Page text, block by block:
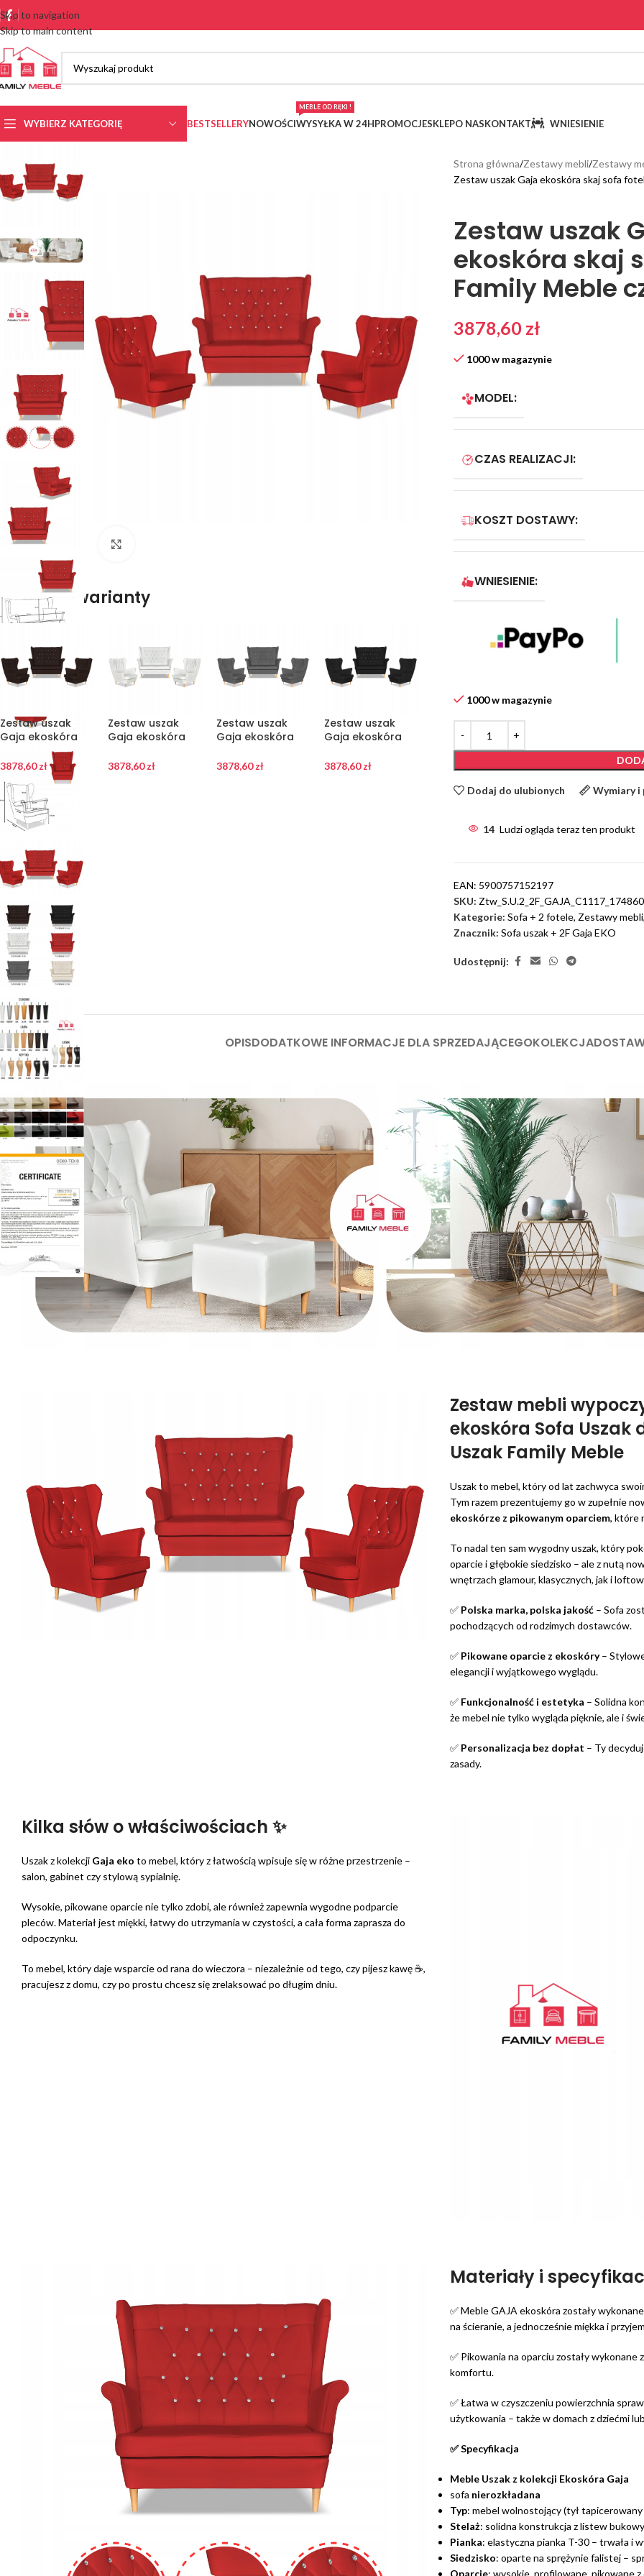
Skip to navigation
Skip to main content
WYBIERZ KATEGORIĘ BESTSELLERYNOWOŚCIWYSYŁKA W 24H
MEBLE OD RĘKI !
PROMOCJESKLEPO NASKONTAKT WNIESIENIE
warianty
Zestaw uszak
Gaja ekoskóra
skaj sofa fotele
Family Meble
ciemny brąz
3878,60zł
Zestaw uszak
Gaja ekoskóra
Family Meble
3878,60zł
Zestaw uszak
Gaja ekoskóra
Family Meble
3878,60zł
Zestaw uszak
Gaja ekoskóra
Family Meble
3878,60zł
Zestaw uszak
Gaja ekoskóra
skaj sofa fotele
Family Meble
3878,60zł
Strona główna Zestawy mebli Zestawy
Zestaw uszak Gaja ekoskóra skaj sofa
Zestaw uszak
ekoskóra skaj
Family Meble
3878,60 zł
1000 w magazynie
MODEL:
CZAS REALIZACJI:
KOSZT DOSTAWY:
WNIESIENIE:
1000 w magazynie
Dodaj do ulubionych Wymiary i
14 Ludzi ogląda teraz ten produkt
EAN: 5900757152197
SKU:
Kategorie: Sofa + 2 fotele, Zestawy mebli
Znacznik: Sofa uszak + 2F Gaja EKO
Udostępnij:
OPISDODATKOWE INFORMACJE DLA SPRZEDAJĄCEGOKOLEKCJA
Zestaw mebli
ekoskóra Sofa Uszak
Uszak Family Meble
Uszak to mebel, który od lat zachwyca
Tym razem prezentujemy go w zupełnie
ekoskórze z pikowanym oparciem, które
To nadal ten sam wygodny uszak, który
oparcie i głębokie siedzisko – ale z nutą
wnętrzach glamour, klasycznych, jak i
✅ Polska marka, polska jakość – Sofa
pochodzących od rodzimych dostawców.
✅ Pikowane oparcie z ekoskóry–
elegancji i wyjątkowego wyglądu.
✅ Funkcjonalność i estetyka – Solidna
że mebel nie tylko wygląda pięknie, ale i
✅ Personalizacja bez dopłat – Ty
zasady.
Kilka słów o właściwościach ✨
Uszak z kolekcji Gaja eko to mebel, który z łatwością wpisuje się w różne przestrzenie –
salon, gabinet czy stylową sypialnię.
Wysokie, pikowane oparcie nie tylko zdobi, ale również zapewnia wygodne podparcie
pleców. Materiał jest miękki, łatwy do utrzymania w czystości, a cała forma zaprasza do
odpoczynku.
To mebel, który daje wsparcie od rana do wieczora – niezależnie od tego, czy pijesz kawę ☕,
pracujesz z domu, czy po prostu chcesz się zrelaksować po długim dniu.
Materiały i
✅ Meble GAJA ekoskóra zostały
na ścieranie, a jednocześnie miękka i
✅ Pikowania na oparciu zostały wykonane
komfortu.
✅ Łatwa w czyszczeniu powierzchnia
użytkowania – także w domach z dziećmi
✅ Specyfikacja
Meble Uszak z kolekcji Ekoskóra Gaja
sofa nierozkładana
Typ: mebel wolnostojący (tył
Stelaż: solidna konstrukcja z listew
Pianka: elastyczna pianka T-30 – trwała i
Siedzisko: oparte na sprężynie falistej –
Oparcie: wysokie, profilowane, pikowane